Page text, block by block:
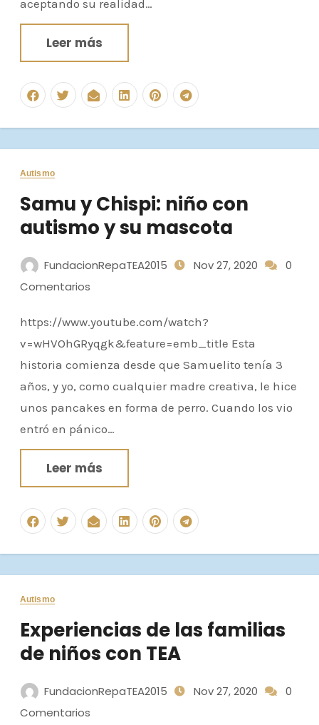
aceptando su realidad…
Leer más
Autismo
Samu y Chispi: niño con
autismo y su mascota
FundacionRepaTEA2015 Nov 27, 2020
0
Comentarios
https://www.youtube.com/watch?
v=wHVOhGRyqgk&feature=emb_title Esta
historia comienza desde que Samuelito tenía 3
años, y yo, como cualquier madre creativa, le hice
unos pancakes en forma de perro. Cuando los vio
entró en pánico…
Leer más
Autismo
Experiencias de las familias
de niños con TEA
FundacionRepaTEA2015 Nov 27, 2020
0
Comentarios